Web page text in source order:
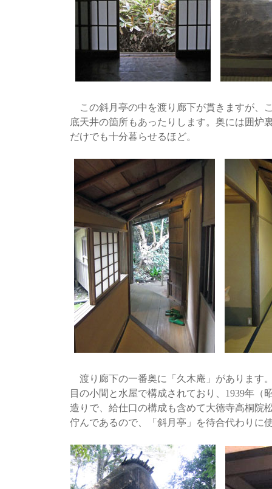
この斜月亭の中を渡り廊下が貫きますが、
底天井の箇所もあったりします。奥には囲炉
だけでも十分暮らせるほど。
渡り廊下の一番奥に「久木庵」があります
目の小間と水屋で構成されており、1939年
造りで、給仕口の構成も含めて大徳寺高桐院
佇んであるので、「斜月亭」を待合代わりに